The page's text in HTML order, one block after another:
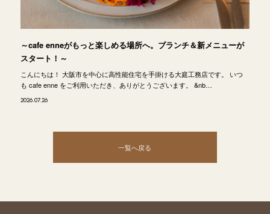
～cafe enneがもっと楽しめる場所へ。ブランチ＆新メニューが
スタート！～
こんにちは！ 大阪市を中心に高性能住宅を手掛ける大庭工務店です。 いつ
も cafe enne をご利用いただき、ありがとうございます。 &nb…
2026.07.26
一覧へ戻る